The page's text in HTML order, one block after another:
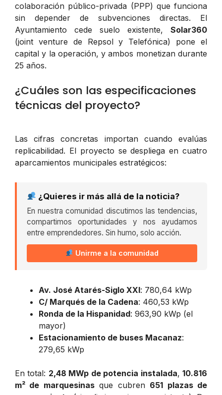
colaboración público-privada (PPP) que funciona
sin depender de subvenciones directas. El
Ayuntamiento cede suelo existente, Solar360
(joint venture de Repsol y Telefónica) pone el
capital y la operación, y ambos monetizan durante
25 años.
¿Cuáles son las especificaciones
técnicas del proyecto?
Las cifras concretas importan cuando evalúas
replicabilidad. El proyecto se despliega en cuatro
aparcamientos municipales estratégicos:
¿Quieres ir más allá de la noticia?
En nuestra comunidad discutimos las tendencias,
compartimos oportunidades y nos ayudamos
entre emprendedores. Sin humo, solo acción.
Unirme a la comunidad
Av. José Atarés-Siglo XXI: 780,64 kWp
C/ Marqués de la Cadena: 460,53 kWp
Ronda de la Hispanidad: 963,90 kWp (el
mayor)
Estacionamiento de buses Macanaz:
279,65 kWp
En total: 2,48 MWp de potencia instalada,10.816
m² de marquesinasque cubren 651 plazas de